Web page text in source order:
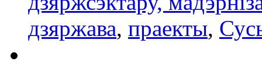
дзяржава, праекты,